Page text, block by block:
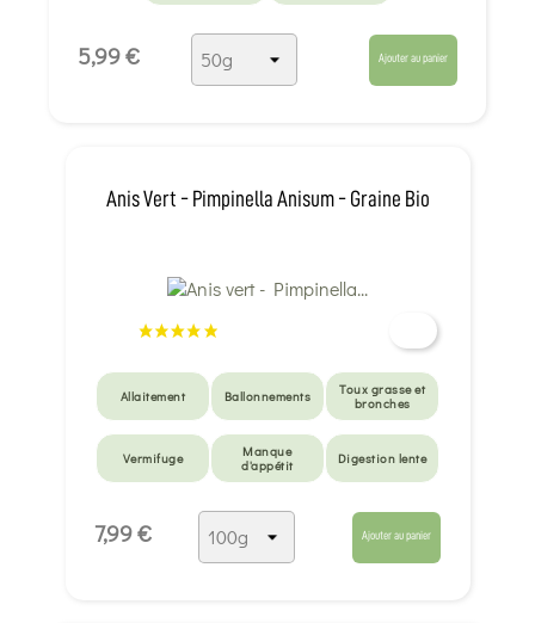
5,99 € Ajouter au panier
Anis Vert - Pimpinella Anisum - Graine Bio
Allaitement Ballonnements
Toux grasse et
bronches
Vermifuge
Manque
d'appétit
Digestion lente
7,99 € Ajouter au panier